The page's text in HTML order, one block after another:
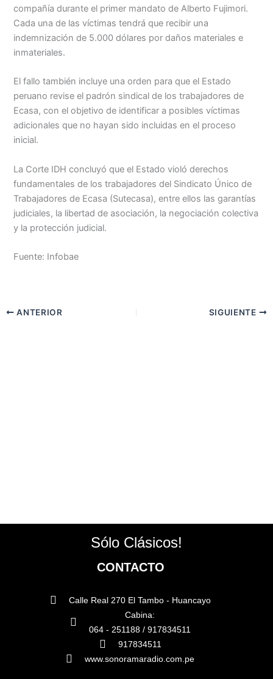
compañía durante el primer mandato de Alberto Fujimori.
Cada una de las víctimas tendrá que recibir una
indemnización de 5.000 dólares por daños materiales e
inmateriales.
El fallo también incluye una orden para que el Estado
peruano revise el padrón sindical de los trabajadores de
Ecasa, con el objetivo de identificar a posibles víctimas
adicionales que no hayan sido incluidas en el proceso
inicial.
La Corte IDH concluyó que el Estado violó derechos
fundamentales de los trabajadores del Sindicato Único de
Trabajadores de Ecasa (Sutecasa), entre ellos las garantías
judiciales, la libertad de asociación, la negociación colectiva
y la protección judicial.
Fuente: Infobae
ANTERIOR SIGUIENTE
Sólo Clásicos!
CONTACTO
Calle Real 270 El Tambo - Huancayo
Cabina:
064 - 251188 / 917834511
917834511
www.sonoramaradio.com.pe